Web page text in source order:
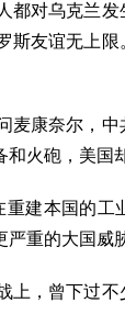
都对乌克兰
斯友谊无上
麦康奈尔，
火砲，美国
建本国的工
重的大国威
，曾下过不